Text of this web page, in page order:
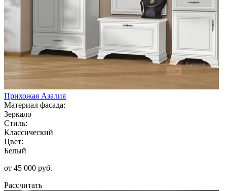
Прихожая Азалия
Материал фасада:
Зеркало
Стиль:
Классический
Цвет:
Белый
от 45 000 руб.
Рассчитать